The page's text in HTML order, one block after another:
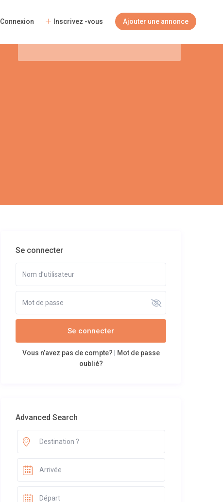
Connexion Inscrivez -vous Ajouter une annonce
Se connecter
Se connecter
Vous n’avez pas de compte?
Mot de passe
oublié?
Advanced Search